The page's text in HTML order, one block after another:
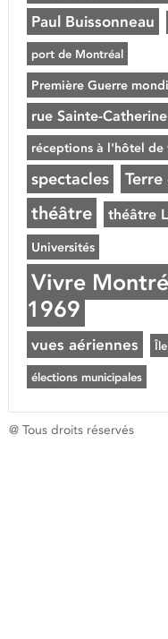
Paul Buissonneau
port de Montréal
Première Guerre
rue Sainte-Catherine
réceptions à l'hôtel de
spectacles Terre
théâtre théâtre
Universités
Vivre
1969
vues aériennes
élections municipales
@ Tous droits réservés